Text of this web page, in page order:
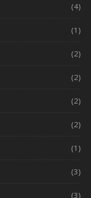
(4)
(1)
(2)
(2)
(2)
(2)
(1)
(3)
(3)